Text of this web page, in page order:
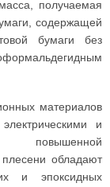
получаемая
содержащей
бумаги без
материалов
и
повышенной
плесени обладают
и эпоксидных